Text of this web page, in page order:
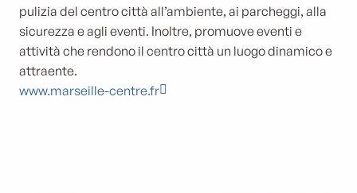
pulizia del centro città all’ambiente, ai parcheggi, alla
sicurezza e agli eventi. Inoltre, promuove eventi e
attività che rendono il centro città un luogo dinamico e
attraente.
www.marseille-centre.fr